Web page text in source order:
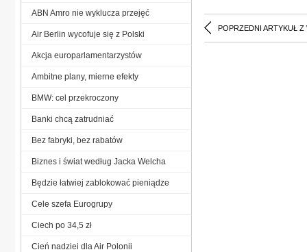
POPRZEDNI ARTYKUŁ Z
ABN Amro nie wyklucza przejęć
Air Berlin wycofuje się z Polski
Akcja europarlamentarzystów
Ambitne plany, mierne efekty
BMW: cel przekroczony
Banki chcą zatrudniać
Bez fabryki, bez rabatów
Biznes i świat według Jacka Welcha
Będzie łatwiej zablokować pieniądze
Cele szefa Eurogrupy
Ciech po 34,5 zł
Cień nadziei dla Air Polonii